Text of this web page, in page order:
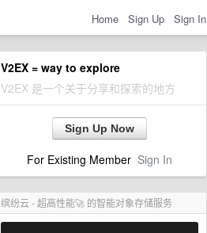
Home Sign Up Sign In
V2EX = way to explore
V2EX 是一个关于分享和探索的地方
Sign Up Now
For Existing Member Sign In
缤纷云 - 超高性能🚀 的智能对象存储服务